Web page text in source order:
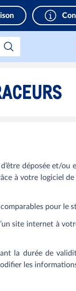
déposée et/ou
à votre logiciel
pour le
site internet à
la durée de
les